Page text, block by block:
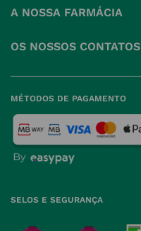
A NOSSA FARMÁCIA
Política de Privacidade
Política de Cookies
Política de Devoluções
OS NOSSOS CONTATOS
Farmácias perto de si
MÉTODOS DE PAGAMENTO
SELOS E SEGURANÇA